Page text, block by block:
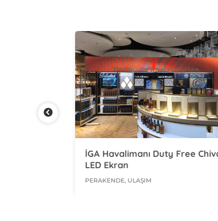
Antalya Havalimanı Duty Free
LED Ekran
PERAKENDE, ULAŞIM